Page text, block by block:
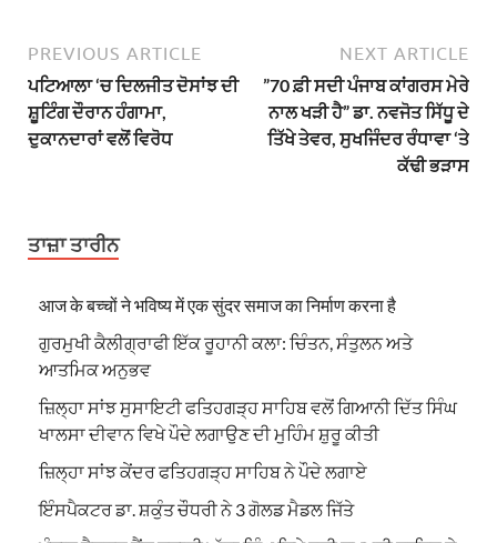
PREVIOUS ARTICLE
ਪਟਿਆਲਾ ‘ਚ ਦਿਲਜੀਤ ਦੋਸਾਂਝ ਦੀ
ਸ਼ੂਟਿੰਗ ਦੌਰਾਨ ਹੰਗਾਮਾ,
ਦੁਕਾਨਦਾਰਾਂ ਵਲੋਂ ਵਿਰੋਧ
NEXT ARTICLE
”70 ਫ਼ੀ ਸਦੀ ਪੰਜਾਬ ਕਾਂਗਰਸ ਮੇਰੇ
ਨਾਲ ਖੜੀ ਹੈ” ਡਾ. ਨਵਜੋਤ ਸਿੱਧੂ ਦੇ
ਤਿੱਖੇ ਤੇਵਰ, ਸੁਖਜਿੰਦਰ ਰੰਧਾਵਾ ‘ਤੇ
ਕੱਢੀ ਭੜਾਸ
ਤਾਜ਼ਾ ਤਾਰੀਨ
आज के बच्चों ने भविष्य में एक सुंदर समाज का निर्माण करना है
ਗੁਰਮੁਖੀ ਕੈਲੀਗ੍ਰਾਫੀ ਇੱਕ ਰੂਹਾਨੀ ਕਲਾ: ਚਿੰਤਨ, ਸੰਤੁਲਨ ਅਤੇ
ਆਤਮਿਕ ਅਨੁਭਵ
ਜ਼ਿਲ੍ਹਾ ਸਾਂਝ ਸੁਸਾਇਟੀ ਫਤਿਹਗੜ੍ਹ ਸਾਹਿਬ ਵਲੋਂ ਗਿਆਨੀ ਦਿੱਤ ਸਿੰਘ
ਖਾਲਸਾ ਦੀਵਾਨ ਵਿਖੇ ਪੌਦੇ ਲਗਾਉਣ ਦੀ ਮੁਹਿੰਮ ਸ਼ੁਰੂ ਕੀਤੀ
ਜ਼ਿਲ੍ਹਾ ਸਾਂਝ ਕੇਂਦਰ ਫਤਿਹਗੜ੍ਹ ਸਾਹਿਬ ਨੇ ਪੌਦੇ ਲਗਾਏ
ਇੰਸਪੈਕਟਰ ਡਾ. ਸ਼ਕੁੰਤ ਚੌਧਰੀ ਨੇ 3 ਗੋਲਡ ਮੈਡਲ ਜਿੱਤੇ